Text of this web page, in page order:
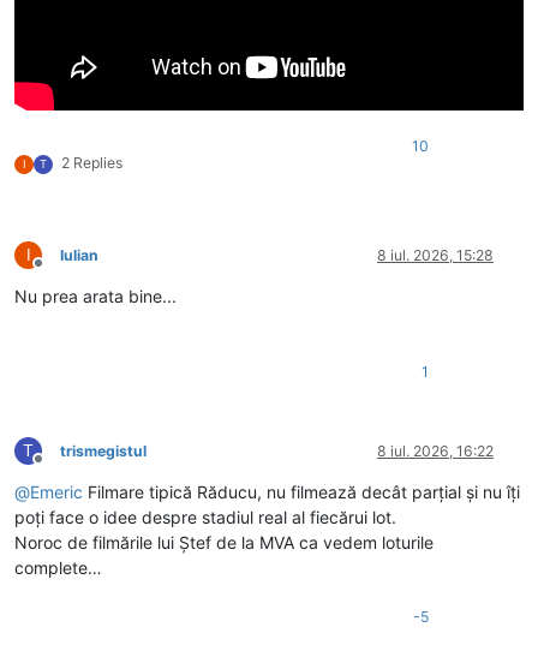
I T 2 Replies
10
I
Deconectat
Iulian 8 iul. 2026, 15:28
Nu prea arata bine...
1
T
Deconectat
trismegistul 8 iul. 2026, 16:22
@Emeric Filmare tipică Răducu, nu filmează decât parțial și nu îți
poți face o idee despre stadiul real al fiecărui lot.
Noroc de filmările lui Ștef de la MVA ca vedem loturile
complete…
-5